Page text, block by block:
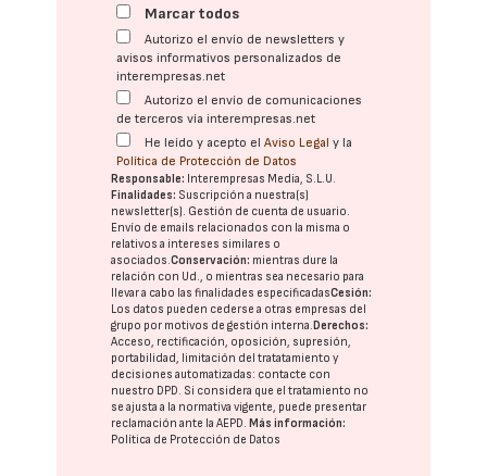
Marcar todos
Autorizo el envío de newsletters y
avisos informativos personalizados de
interempresas.net
Autorizo el envío de comunicaciones
de terceros vía interempresas.net
He leído y acepto elAviso Legal y la
Política de Protección de Datos
Responsable: Interempresas Media, S.L.U.
Finalidades: Suscripción a nuestra(s)
newsletter(s). Gestión de cuenta de usuario.
Envío de emails relacionados con la misma o
relativos a intereses similares o
asociados.Conservación: mientras dure la
relación con Ud., o mientras sea necesario para
llevar a cabo las finalidades especificadasCesión:
Los datos pueden cederse a otras empresas del
grupo por motivos de gestión interna.Derechos:
Acceso, rectificación, oposición, supresión,
portabilidad, limitación del tratatamiento y
decisiones automatizadas: contacte con
nuestro DPD. Si considera que el tratamiento no
se ajusta a la normativa vigente, puede presentar
reclamación ante laAEPD.Más información:
Política de Protección de Datos